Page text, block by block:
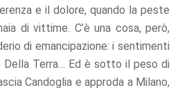
e il dolore, quando la peste
di vittime. C’è una cosa, però,
di emancipazione: i sentimenti
Terra… Ed è sotto il peso di
Candoglia e approda a Milano,